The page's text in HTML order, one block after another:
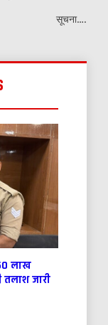
सूचना….
लाख
जारी